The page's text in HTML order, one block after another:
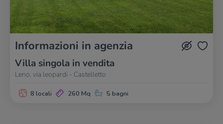
Informazioni in agenzia
Villa singola in vendita
Leno, via leopardi - Castelletto
8 locali 260 Mq 5 bagni